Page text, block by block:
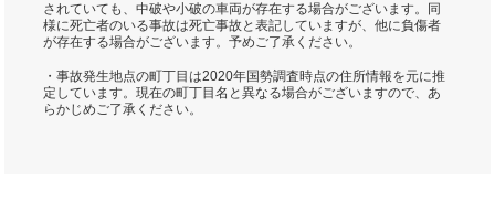
されていても、中破や小破の車両が存在する場合がございます。同
様に死亡者のいる事故は死亡事故と表記していますが、他に負傷者
が存在する場合がございます。予めご了承ください。
・事故発生地点の町丁目は2020年国勢調査時点の住所情報を元に推
定しています。現在の町丁目名と異なる場合がございますので、あ
らかじめご了承ください。